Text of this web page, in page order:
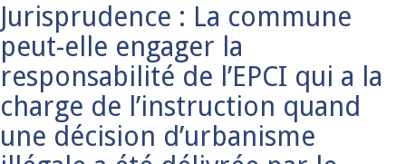
Jurisprudence : La commune
peut-elle engager la
responsabilité de l’EPCI qui a la
charge de l’instruction quand
une décision d’urbanisme